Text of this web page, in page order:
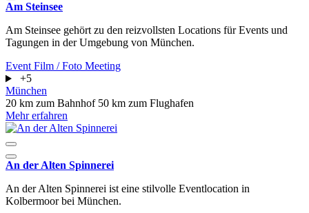
Am Steinsee
Am Steinsee gehört zu den reizvollsten Locations für Events und
Tagungen in der Umgebung von München.
Event Film / Foto Meeting
+5
München
20 km zum Bahnhof 50 km zum Flughafen
Mehr erfahren
An der Alten Spinnerei
An der Alten Spinnerei ist eine stilvolle Eventlocation in
Kolbermoor bei München.